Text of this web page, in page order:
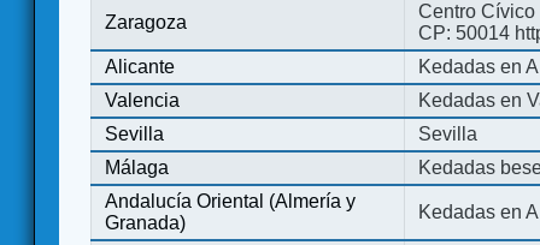
Zaragoza
Centro Cívico
CP: 50014
Alicante
Kedadas en
Valencia
Kedadas en
Sevilla
Sevilla
Málaga
Kedadas
Andalucía Oriental (Almería y
Granada)
Kedadas en